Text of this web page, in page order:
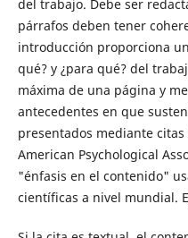
del trabajo. Debe ser
párrafos deben tener
introducción proporciona
qué? y ¿para qué? del
máxima de una página y
antecedentes en que
presentados mediante
American Psychological
"énfasis en el contenido"
científicas a nivel mundial.